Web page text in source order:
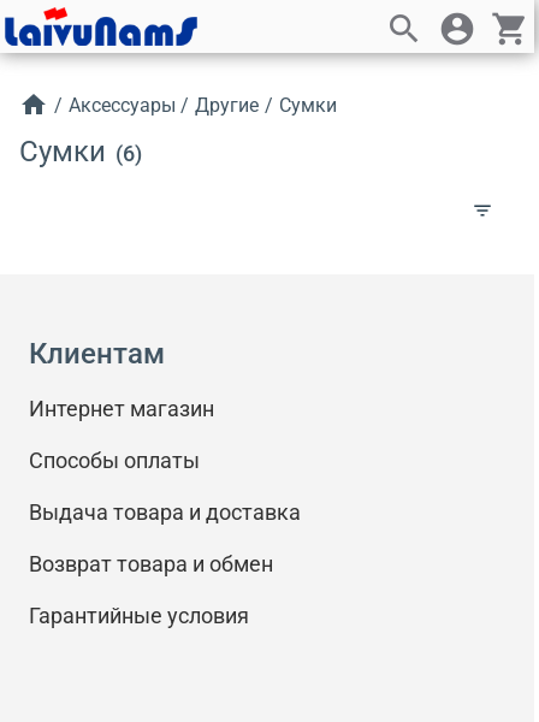
search account_circle shopping_cart
home / Аксессуары / Другие / Сумки
Сумки (6)
filter_list
Клиентам
Интернет магазин
Способы оплаты
Выдача товара и доставка
Возврат товара и обмен
Гарантийные условия